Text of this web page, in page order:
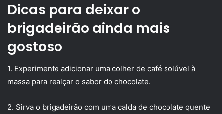
Dicas para deixar o
brigadeirão ainda mais
gostoso
1. Experimente adicionar uma colher de café solúvel à
massa para realçar o sabor do chocolate.
2. Sirva o brigadeirão com uma calda de chocolate quente